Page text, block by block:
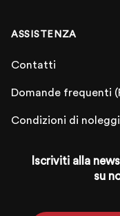
ASSISTENZA
Contatti
Domande frequenti
Condizioni di
Iscriviti alla
su